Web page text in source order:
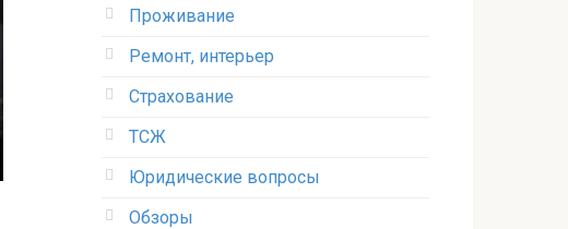
Проживание
Ремонт, интерьер
Страхование
ТСЖ
Юридические вопросы
Обзоры